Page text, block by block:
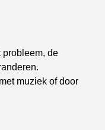
probleem, de
muziek of door